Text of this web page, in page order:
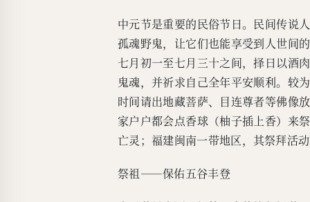
中元节是重要的民俗节日。民间传说
孤魂野鬼，让它们也能享受到人世间
七月初一至七月三十之间，择日以酒
鬼魂，并祈求自己全年平安顺利。较
时间请出地藏菩萨、目连尊者等佛像
家户户都会点香球（柚子插上香）来
亡灵；福建闽南一带地区，其祭拜活
祭祖——保佑五谷丰登